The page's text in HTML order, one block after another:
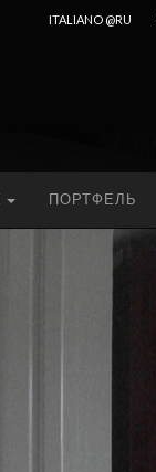
ITALIANO @RU
ПОРТФЕЛЬ